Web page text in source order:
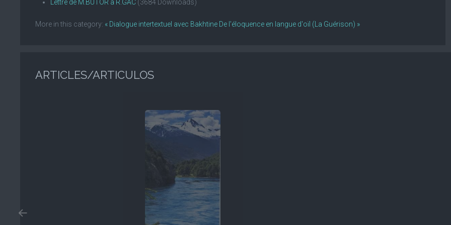
Lettre de M.BUTOR à R.GAC (3684 Downloads)
More in this category: « Dialogue intertextuel avec Bakhtine De l'éloquence en langue d'oïl (La Guérison) »
ARTICLES/ARTICULOS